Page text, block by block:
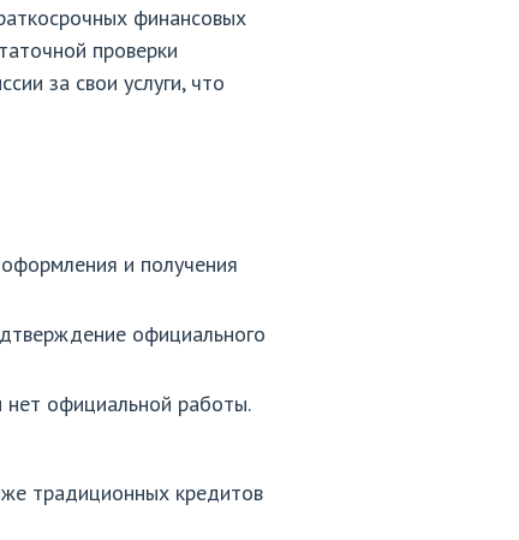
финансовых
проверки
за свои услуги, что
и получения
официального
официальной работы.
традиционных кредитов